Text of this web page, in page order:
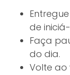
de
Faça
do dia.
Volte